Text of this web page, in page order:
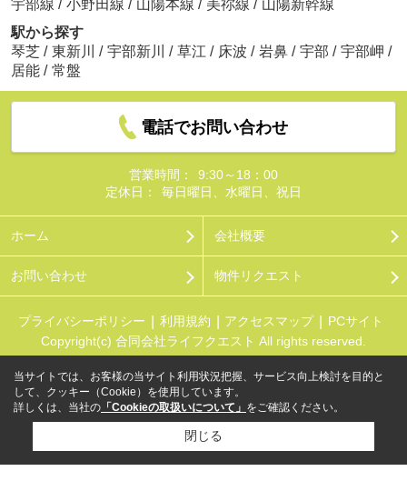
宇部線 / 小野田線 / 山陽本線 / 美祢線 / 山陽新幹線
駅から探す
琴芝 / 東新川 / 宇部新川 / 草江 / 床波 / 岩鼻 / 宇部 / 宇部岬 /
居能 / 常盤
電話でお問い合わせ
営業時間：
9:30～18：00
定休日：
毎日曜日、水曜日、祝日
ホーム 会社概要
お問い合わせ 物件リクエスト
プライバシーポリシー 利用規約 アクセスマップ
PCサイト
Copyright(c) 合同会社ライフクエスト All rights reserved.
当サイトでは、お客様の当サイト利用状況把握、サービス向上検討を目的と
して、クッキー（Cookie）を使用しています。
詳しくは、当社の 「Cookieの取扱いについて」 をご確認ください。
閉じる